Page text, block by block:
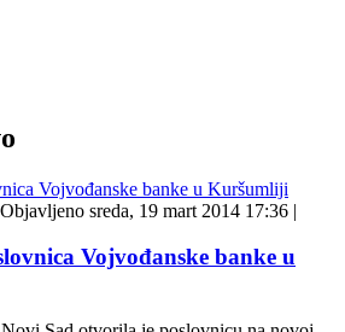
Objavljeno sreda, 19 mart 2014 17:36 |
Vojvođanske banke u